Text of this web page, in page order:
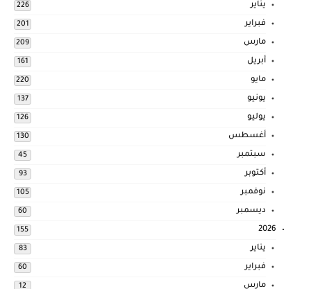
يناير 226
فبراير 201
مارس 209
أبريل 161
مايو 220
يونيو 137
يوليو 126
أغسطس 130
سبتمبر 45
أكتوبر 93
نوفمبر 105
ديسمبر 60
2026
155
يناير 83
فبراير 60
مارس 12